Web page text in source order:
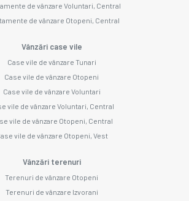
de vânzare Voluntari, Central
de vânzare Otopeni, Central
Vânzări case vile
Case vile de vânzare Tunari
Case vile de vânzare Otopeni
Case vile de vânzare Voluntari
vile de vânzare Voluntari, Central
vile de vânzare Otopeni, Central
vile de vânzare Otopeni, Vest
Vânzări terenuri
Terenuri de vânzare Otopeni
Terenuri de vânzare Izvorani